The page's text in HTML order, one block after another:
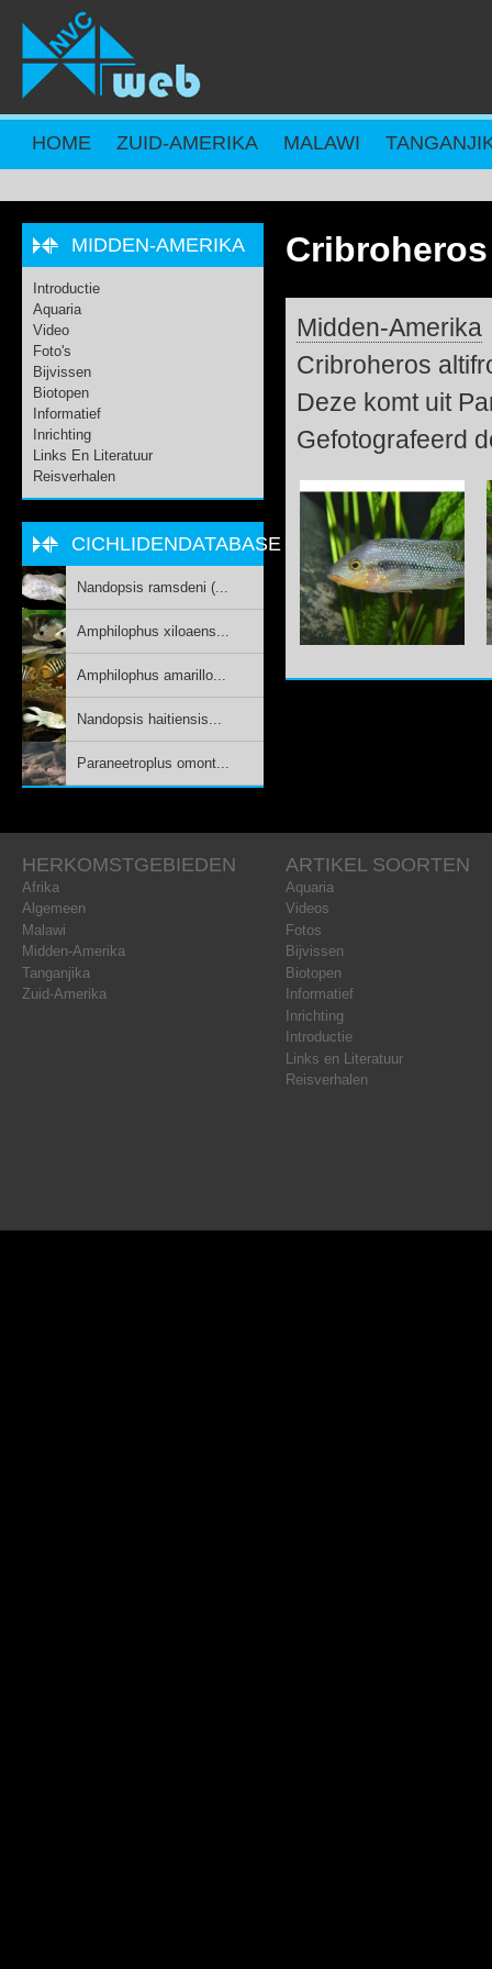
Overslaan en naar de inhoud gaan
HOME ZUID-AMERIKA MALAWI
Midden-Amerika
Cribroheros
Deze komt uit
Gefotografeerd
MIDDEN-AMERIKA
Introductie
Aquaria
Video
Foto's
Bijvissen
Biotopen
Informatief
Inrichting
Links En Literatuur
Reisverhalen
CICHLIDENDATABASE
Nandopsis ramsdeni (...
Amphilophus xiloaens...
Amphilophus amarillo...
Nandopsis haitiensis...
Paraneetroplus omont...
HERKOMSTGEBIEDEN
Afrika
Algemeen
Malawi
Midden-Amerika
Tanganjika
Zuid-Amerika
ARTIKEL SOORTEN
Aquaria
Videos
Fotos
Bijvissen
Biotopen
Informatief
Inrichting
Introductie
Links en Literatuur
Reisverhalen